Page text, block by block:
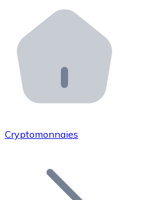
Distributeurs automatiques
Intégrez un ATM Bitnovo
API Bitnovo
Intégrez notre API dans votre
Rejoignez notre réseau de
Ajoutez le token de votre
Cryptomonnaies